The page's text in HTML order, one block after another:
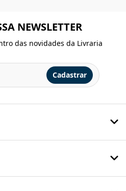
NEWSLETTER
das novidades da Livraria
Cadastrar